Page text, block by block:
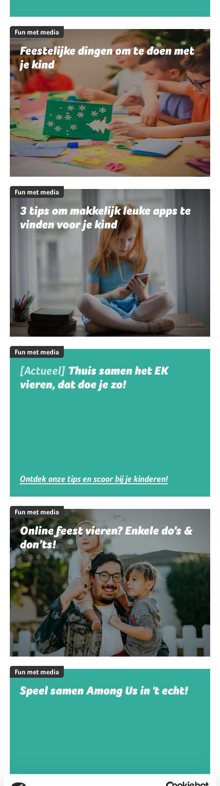
Fun met media
Feestelijke dingen om te doen met
je kind
Fun met media
3 tips om makkelijk leuke apps te
vinden voor je kind
Fun met media
[Actueel] Thuis samen het EK
vieren, dat doe je zo!
Ontdek onze tips en scoor bij je kinderen!
Fun met media
Online feest vieren? Enkele do’s &
don’ts!
Fun met media
Speel samen Among Us in 't echt!